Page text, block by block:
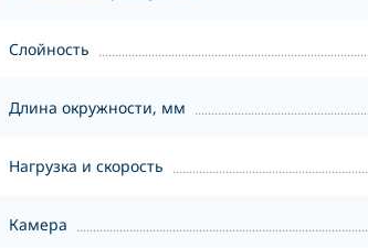
Слойность
Длина окружности, мм
Нагрузка и скорость
Камера